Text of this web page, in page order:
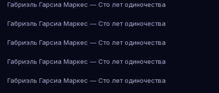
Габриэль Гарсиа Маркес — Сто лет одиночества
Габриэль Гарсиа Маркес — Сто лет одиночества
Габриэль Гарсиа Маркес — Сто лет одиночества
Габриэль Гарсиа Маркес — Сто лет одиночества
Габриэль Гарсиа Маркес — Сто лет одиночества